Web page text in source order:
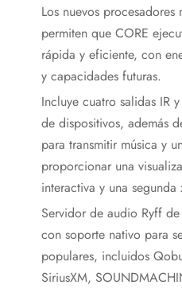
Los nuevos
permiten que CORE
rápida y eficiente, con
y capacidades futuras.
Incluye cuatro salidas IR
de dispositivos, además
para transmitir música y
proporcionar una
interactiva y una
Servidor de audio Ryff
con soporte nativo para
populares, incluidos
SiriusXM,